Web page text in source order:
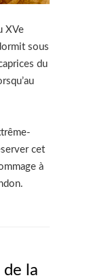
XVe
sous
du
cet
à
de la